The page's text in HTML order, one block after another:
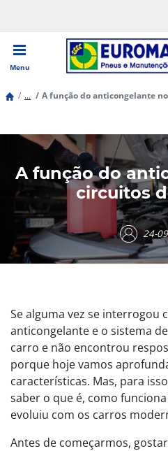
Menu
... A função do anticongelante
A função do
circuitos
24-
Se alguma vez se interrogou
anticongelante e o sistema
carro e não encontrou
porque hoje vamos
características. Mas, para
saber o que é, como
evoluiu com os carros
Antes de começarmos,